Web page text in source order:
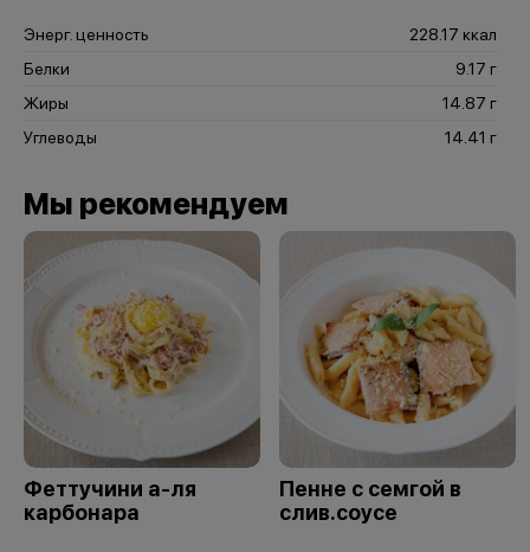
Энерг. ценность
228.17 ккал
Белки
9.17 г
Жиры
14.87 г
Углеводы
14.41 г
Мы рекомендуем
Феттучини а-ля
карбонара
Пенне с семгой в
слив.соусе